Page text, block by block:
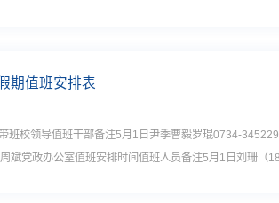
期值班安排表
班校领导值班干部备注5月1日尹季曹毅罗琨0734-
斌党政办公室值班安排时间值班人员备注5月1日刘珊（